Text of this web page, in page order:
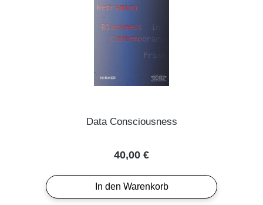
Data Consciousness
Regulärer Preis:
40,00 €
In den Warenkorb